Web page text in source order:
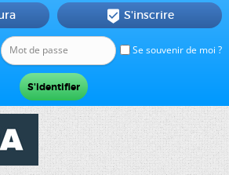
Se souvenir de moi ?
 S'inscrire